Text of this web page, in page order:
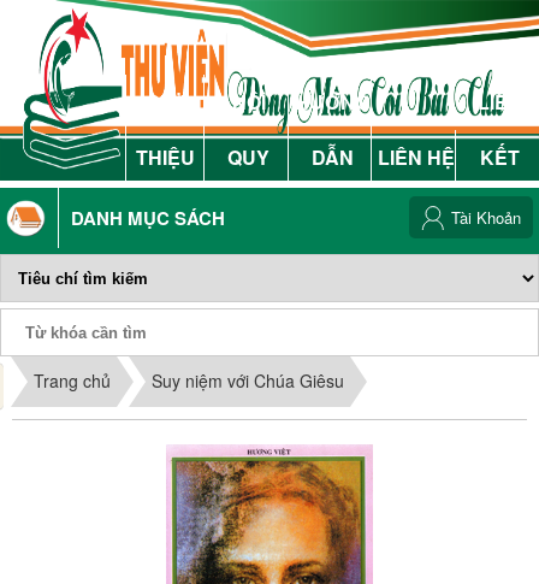
GIỚI
THIỆU
NỘI
QUY
HƯỚNG
DẪN
LIÊN HỆ
LIÊN
KẾT
DANH MỤC SÁCH
Phiếu Sách
Tài Khoản
Trang chủ Suy niệm với Chúa Giêsu